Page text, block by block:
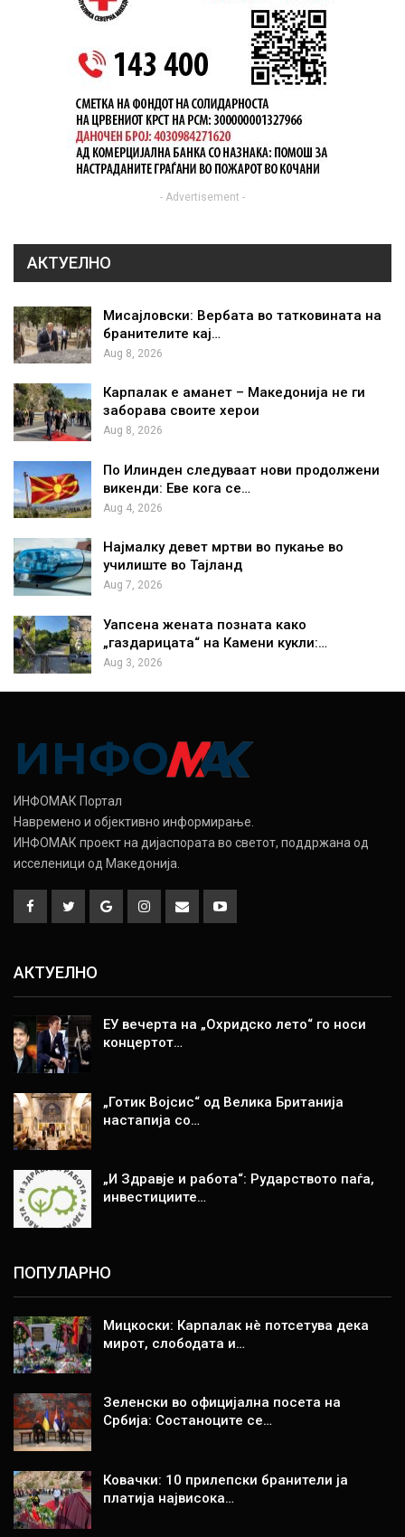
- Advertisement -
АКТУЕЛНО
Мисајловски: Вербата во татковината на
бранителите кај…
Aug 8, 2026
Карпалак е аманет – Македонија не ги
заборава своите херои
Aug 8, 2026
По Илинден следуваат нови продолжени
викенди: Еве кога се…
Aug 4, 2026
Најмалку девет мртви во пукање во
училиште во Тајланд
Aug 7, 2026
Уапсена жената позната како
„газдарицата“ на Камени кукли:…
Aug 3, 2026
ИНФОМАК Портал
Навремено и објективно информирање.
ИНФОМАК проект на дијаспората во светот, поддржана од
исселеници од Македонија.
АКТУЕЛНО
ЕУ вечерта на „Охридско лето“ го носи
концертот…
„Готик Војсис“ од Велика Британија
настапија со…
„И Здравје и работа“: Рударството паѓа,
инвестициите…
ПОПУЛАРНО
Мицкоски: Карпалак нè потсетува дека
мирот, слободата и…
Зеленски во официјална посета на
Србија: Состаноците се…
Ковачки: 10 прилепски бранители ја
платија највисока…